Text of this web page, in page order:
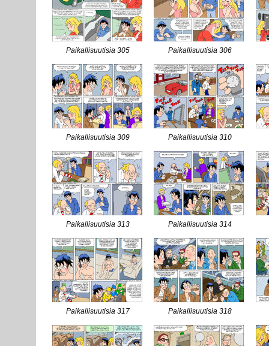
Paikallisuutisia 305 Paikallisuutisia 306
Paikallisuutisia 309 Paikallisuutisia 310
Paikallisuutisia 313 Paikallisuutisia 314
Paikallisuutisia 317 Paikallisuutisia 318